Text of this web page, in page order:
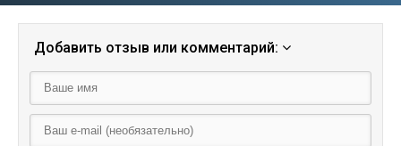
Добавить отзыв или комментарий: